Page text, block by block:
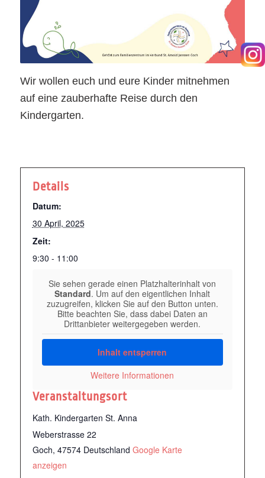
Wir wollen euch und eure Kinder mitnehmen
auf eine zauberhafte Reise durch den
Kindergarten.
Details
Datum:
30 April, 2025
Zeit:
9:30 - 11:00
Veranstaltungsort
Kath. Kindergarten St. Anna
Weberstrasse 22
Goch, 47574 Deutschland Google Karte
anzeigen
Sie sehen gerade einen Platzhalterinhalt von
Standard. Um auf den eigentlichen Inhalt
zuzugreifen, klicken Sie auf den Button unten.
Bitte beachten Sie, dass dabei Daten an
Drittanbieter weitergegeben werden.
Inhalt entsperren
Weitere Informationen